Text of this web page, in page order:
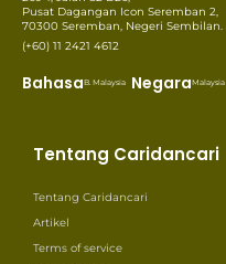
Pusat Dagangan Icon Seremban 2,
70300 Seremban, Negeri Sembilan.
(+60) 11 2421 4612
BahasaB. Malaysia NegaraMalaysia
Tentang Caridancari
Tentang Caridancari
Artikel
Terms of service